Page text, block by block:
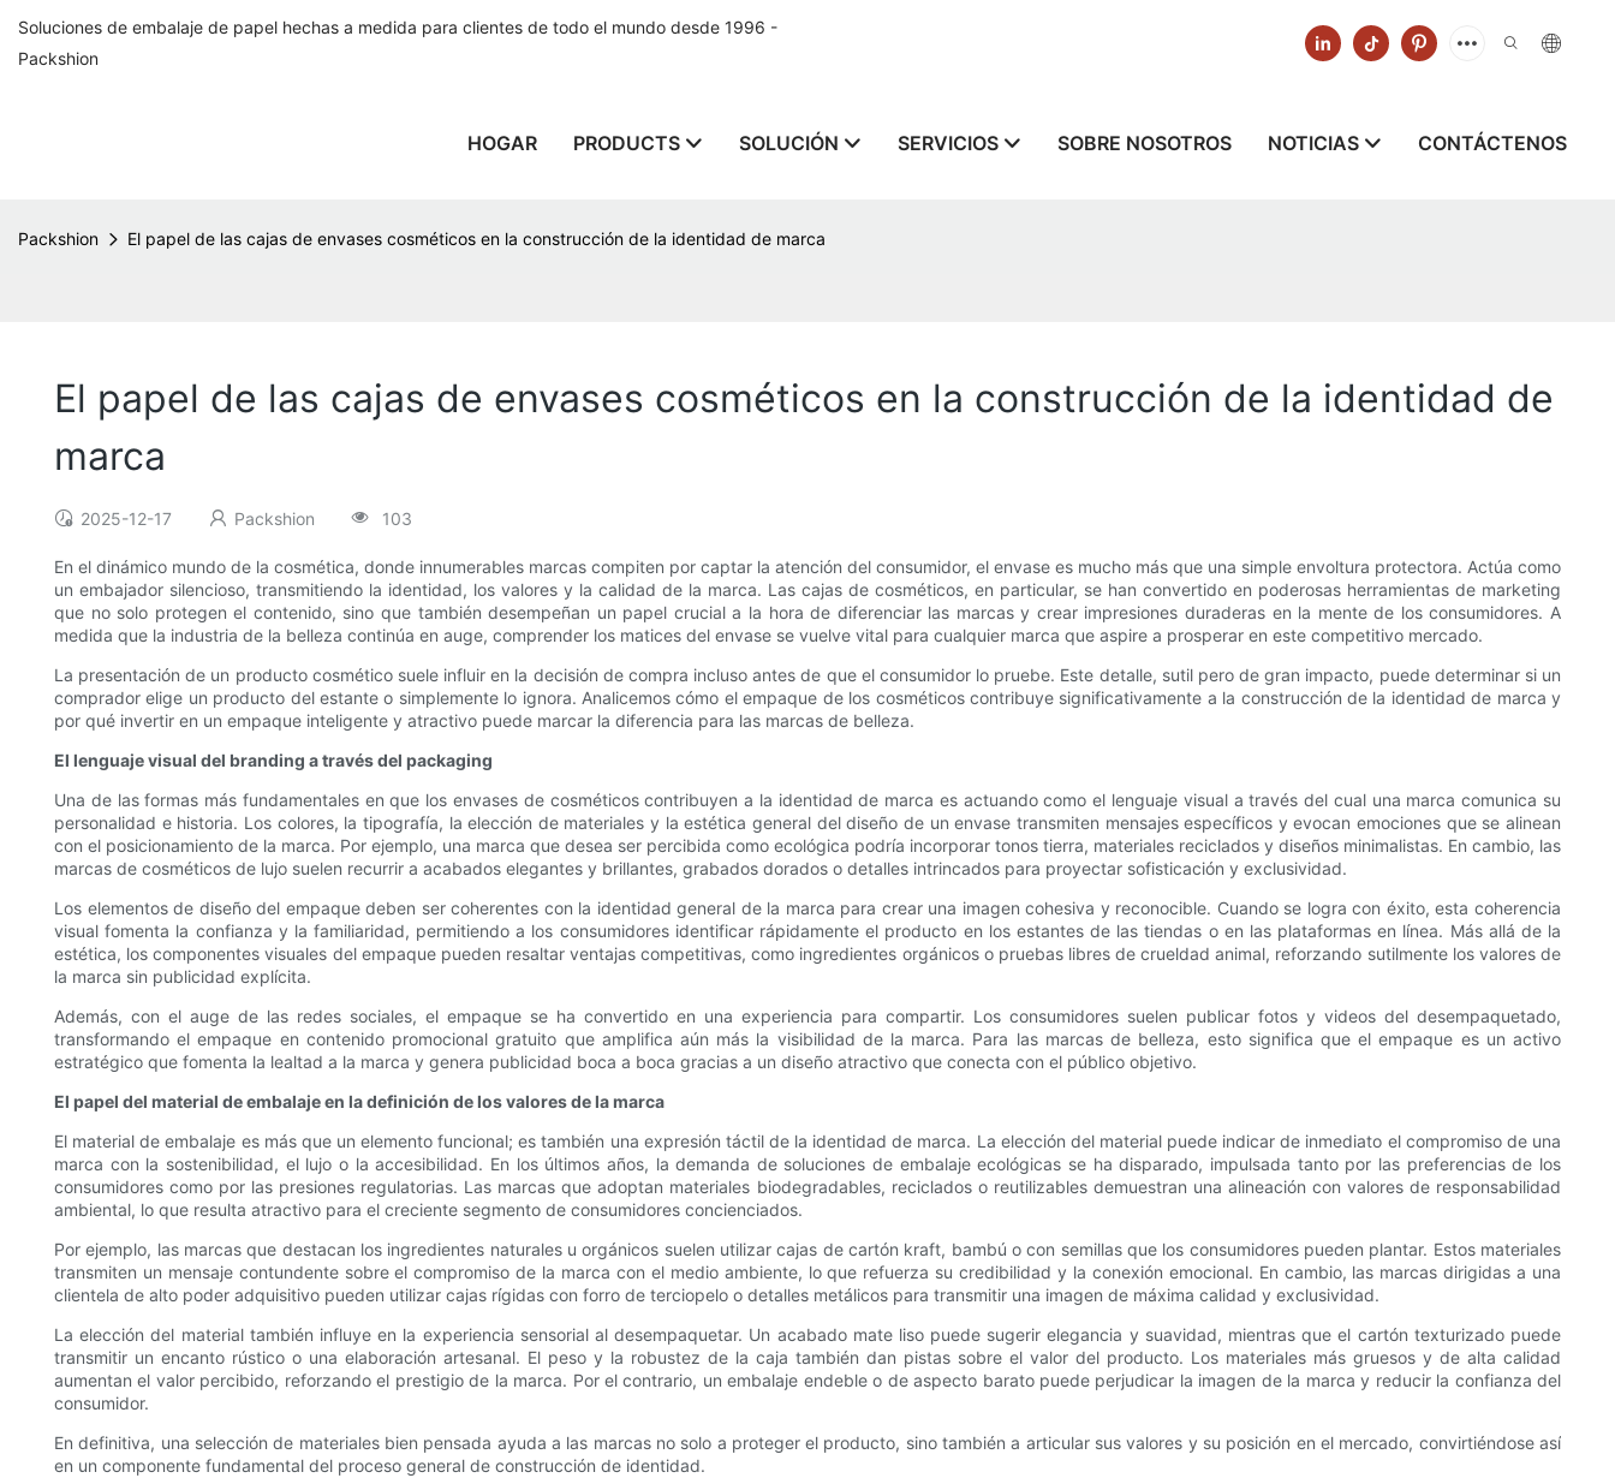
Soluciones de embalaje de papel hechas a medida para clientes de todo el mundo desde 1996 -
Packshion
HOGAR PRODUCTS SOLUCIÓN SERVICIOS SOBRE NOSOTROS NOTICIAS CONTÁCTENOS
Packshion El papel de las cajas de envases cosméticos en la construcción de la identidad de marca
El papel de las cajas de envases cosméticos en la construcción de la identidad de
marca
2025-12-17 Packshion 103
En el dinámico mundo de la cosmética, donde innumerables marcas compiten por captar la atención del consumidor, el envase es mucho más que una simple envoltura protectora. Actúa como
un embajador silencioso, transmitiendo la identidad, los valores y la calidad de la marca. Las cajas de cosméticos, en particular, se han convertido en poderosas herramientas de marketing
que no solo protegen el contenido, sino que también desempeñan un papel crucial a la hora de diferenciar las marcas y crear impresiones duraderas en la mente de los consumidores. A
medida que la industria de la belleza continúa en auge, comprender los matices del envase se vuelve vital para cualquier marca que aspire a prosperar en este competitivo mercado.
La presentación de un producto cosmético suele influir en la decisión de compra incluso antes de que el consumidor lo pruebe. Este detalle, sutil pero de gran impacto, puede determinar si un
comprador elige un producto del estante o simplemente lo ignora. Analicemos cómo el empaque de los cosméticos contribuye significativamente a la construcción de la identidad de marca y
por qué invertir en un empaque inteligente y atractivo puede marcar la diferencia para las marcas de belleza.
El lenguaje visual del branding a través del packaging
Una de las formas más fundamentales en que los envases de cosméticos contribuyen a la identidad de marca es actuando como el lenguaje visual a través del cual una marca comunica su
personalidad e historia. Los colores, la tipografía, la elección de materiales y la estética general del diseño de un envase transmiten mensajes específicos y evocan emociones que se alinean
con el posicionamiento de la marca. Por ejemplo, una marca que desea ser percibida como ecológica podría incorporar tonos tierra, materiales reciclados y diseños minimalistas. En cambio, las
marcas de cosméticos de lujo suelen recurrir a acabados elegantes y brillantes, grabados dorados o detalles intrincados para proyectar sofisticación y exclusividad.
Los elementos de diseño del empaque deben ser coherentes con la identidad general de la marca para crear una imagen cohesiva y reconocible. Cuando se logra con éxito, esta coherencia
visual fomenta la confianza y la familiaridad, permitiendo a los consumidores identificar rápidamente el producto en los estantes de las tiendas o en las plataformas en línea. Más allá de la
estética, los componentes visuales del empaque pueden resaltar ventajas competitivas, como ingredientes orgánicos o pruebas libres de crueldad animal, reforzando sutilmente los valores de
la marca sin publicidad explícita.
Además, con el auge de las redes sociales, el empaque se ha convertido en una experiencia para compartir. Los consumidores suelen publicar fotos y videos del desempaquetado,
transformando el empaque en contenido promocional gratuito que amplifica aún más la visibilidad de la marca. Para las marcas de belleza, esto significa que el empaque es un activo
estratégico que fomenta la lealtad a la marca y genera publicidad boca a boca gracias a un diseño atractivo que conecta con el público objetivo.
El papel del material de embalaje en la definición de los valores de la marca
El material de embalaje es más que un elemento funcional; es también una expresión táctil de la identidad de marca. La elección del material puede indicar de inmediato el compromiso de una
marca con la sostenibilidad, el lujo o la accesibilidad. En los últimos años, la demanda de soluciones de embalaje ecológicas se ha disparado, impulsada tanto por las preferencias de los
consumidores como por las presiones regulatorias. Las marcas que adoptan materiales biodegradables, reciclados o reutilizables demuestran una alineación con valores de responsabilidad
ambiental, lo que resulta atractivo para el creciente segmento de consumidores concienciados.
Por ejemplo, las marcas que destacan los ingredientes naturales u orgánicos suelen utilizar cajas de cartón kraft, bambú o con semillas que los consumidores pueden plantar. Estos materiales
transmiten un mensaje contundente sobre el compromiso de la marca con el medio ambiente, lo que refuerza su credibilidad y la conexión emocional. En cambio, las marcas dirigidas a una
clientela de alto poder adquisitivo pueden utilizar cajas rígidas con forro de terciopelo o detalles metálicos para transmitir una imagen de máxima calidad y exclusividad.
La elección del material también influye en la experiencia sensorial al desempaquetar. Un acabado mate liso puede sugerir elegancia y suavidad, mientras que el cartón texturizado puede
transmitir un encanto rústico o una elaboración artesanal. El peso y la robustez de la caja también dan pistas sobre el valor del producto. Los materiales más gruesos y de alta calidad
aumentan el valor percibido, reforzando el prestigio de la marca. Por el contrario, un embalaje endeble o de aspecto barato puede perjudicar la imagen de la marca y reducir la confianza del
consumidor.
En definitiva, una selección de materiales bien pensada ayuda a las marcas no solo a proteger el producto, sino también a articular sus valores y su posición en el mercado, convirtiéndose así
en un componente fundamental del proceso general de construcción de identidad.